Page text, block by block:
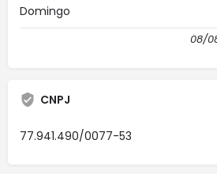
Domingo
08/
CNPJ
77.941.490/0077-53